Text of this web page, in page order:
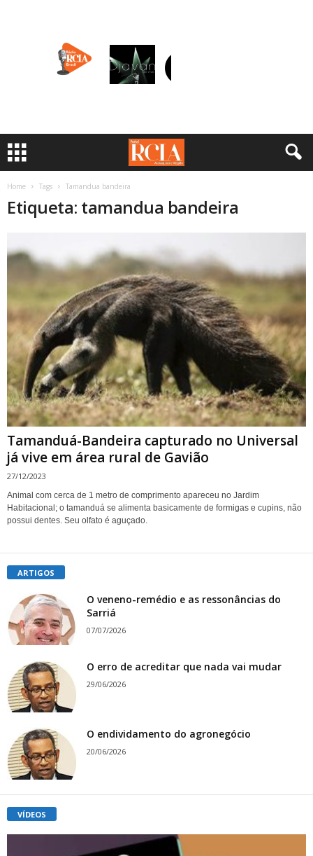
Home Tags Tamandua bandeira
Etiqueta: tamandua bandeira
Tamanduá-Bandeira capturado no Universal
já vive em área rural de Gavião
27/12/2023
Animal com cerca de 1 metro de comprimento apareceu no Jardim
Habitacional; o tamanduá se alimenta basicamente de formigas e cupins, não
possui dentes. Seu olfato é aguçado.
ARTIGOS
O veneno-remédio e as ressonâncias do
Sarriá
07/07/2026
O erro de acreditar que nada vai mudar
29/06/2026
O endividamento do agronegócio
20/06/2026
VÍDEOS